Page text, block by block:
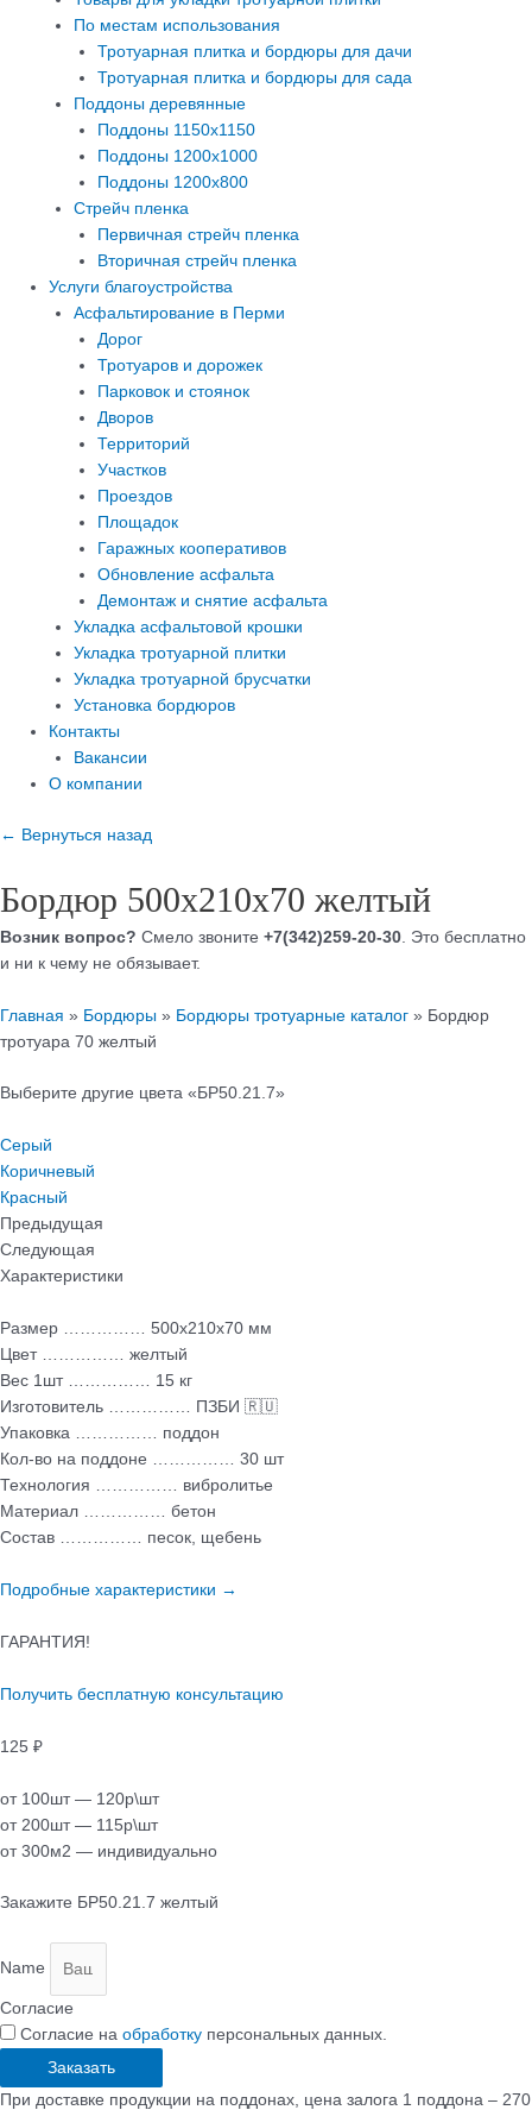
По местам использования
Тротуарная плитка и бордюры для дачи
Тротуарная плитка и бордюры для сада
Поддоны деревянные
Поддоны 1150х1150
Поддоны 1200х1000
Поддоны 1200х800
Стрейч пленка
Первичная стрейч пленка
Вторичная стрейч пленка
Услуги благоустройства
Асфальтирование в Перми
Дорог
Тротуаров и дорожек
Парковок и стоянок
Дворов
Территорий
Участков
Проездов
Площадок
Гаражных кооперативов
Обновление асфальта
Демонтаж и снятие асфальта
Укладка асфальтовой крошки
Укладка тротуарной плитки
Укладка тротуарной брусчатки
Установка бордюров
Контакты
Вакансии
О компании
← Вернуться назад
Бордюр 500х210х70 желтый
Возник вопрос? Смело звоните +7(342)259-20-30 . Это бесплатно
и ни к чему не обязывает.
Главная » Бордюры » Бордюры тротуарные каталог » Бордюр
тротуара 70 желтый
Выберите другие цвета «БР50.21.7»
Серый
Коричневый
Красный
Предыдущая
Следующая
Характеристики
Размер …………… 500х210х70 мм
Цвет …………… желтый
Вес 1шт …………… 15 кг
Изготовитель …………… ПЗБИ 🇷🇺
Упаковка …………… поддон
Кол-во на поддоне …………… 30 шт
Технология …………… вибролитье
Материал …………… бетон
Состав …………… песок, щебень
Подробные характеристики →
ГАРАНТИЯ!
Получить бесплатную консультацию
125 ₽
от 100шт — 120р\шт
от 200шт — 115р\шт
от 300м2 — индивидуально
Закажите БР50.21.7 желтый
Name
Согласие
Согласие на обработку персональных данных.
Заказать
При доставке продукции на поддонах, цена залога 1 поддона – 270